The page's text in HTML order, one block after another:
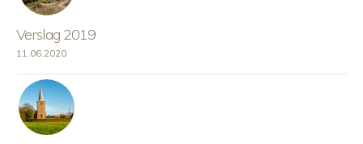
Verslag 2019
11.06.2020